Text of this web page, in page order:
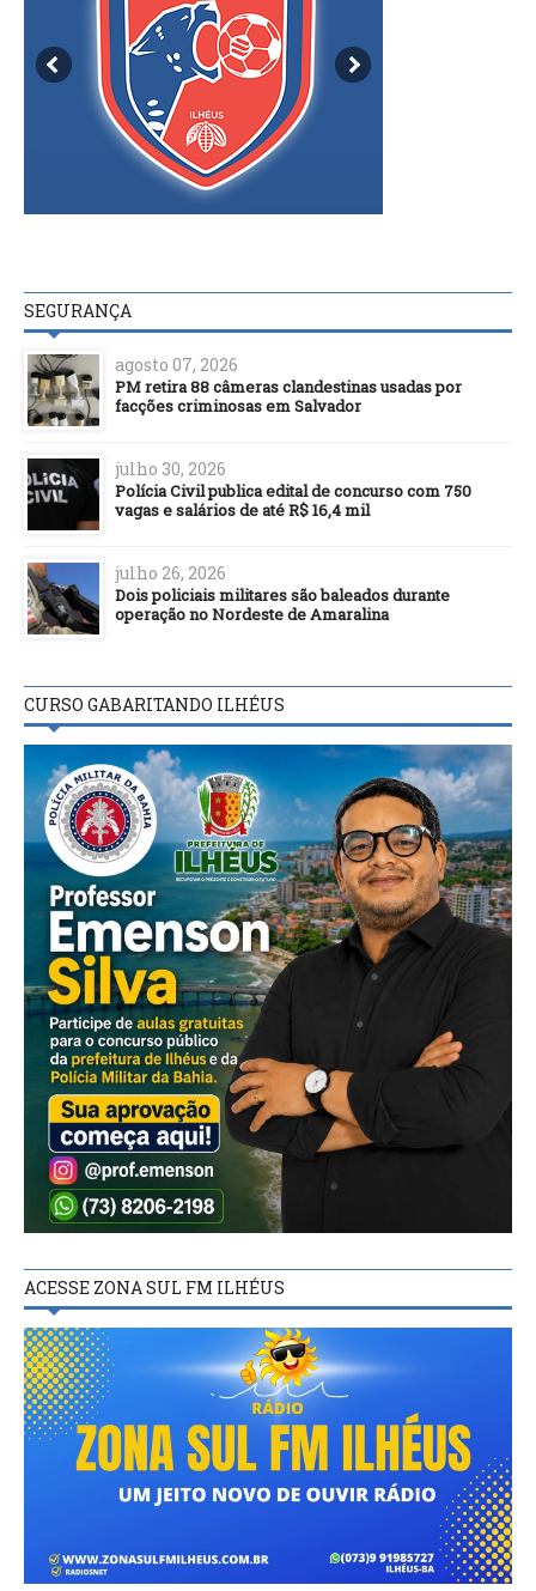
SEGURANÇA
agosto 07, 2026
PM retira 88 câmeras clandestinas usadas por
facções criminosas em Salvador
julho 30, 2026
Polícia Civil publica edital de concurso com 750
vagas e salários de até R$ 16,4 mil
julho 26, 2026
Dois policiais militares são baleados durante
operação no Nordeste de Amaralina
CURSO GABARITANDO ILHÉUS
ACESSE ZONA SUL FM ILHÉUS